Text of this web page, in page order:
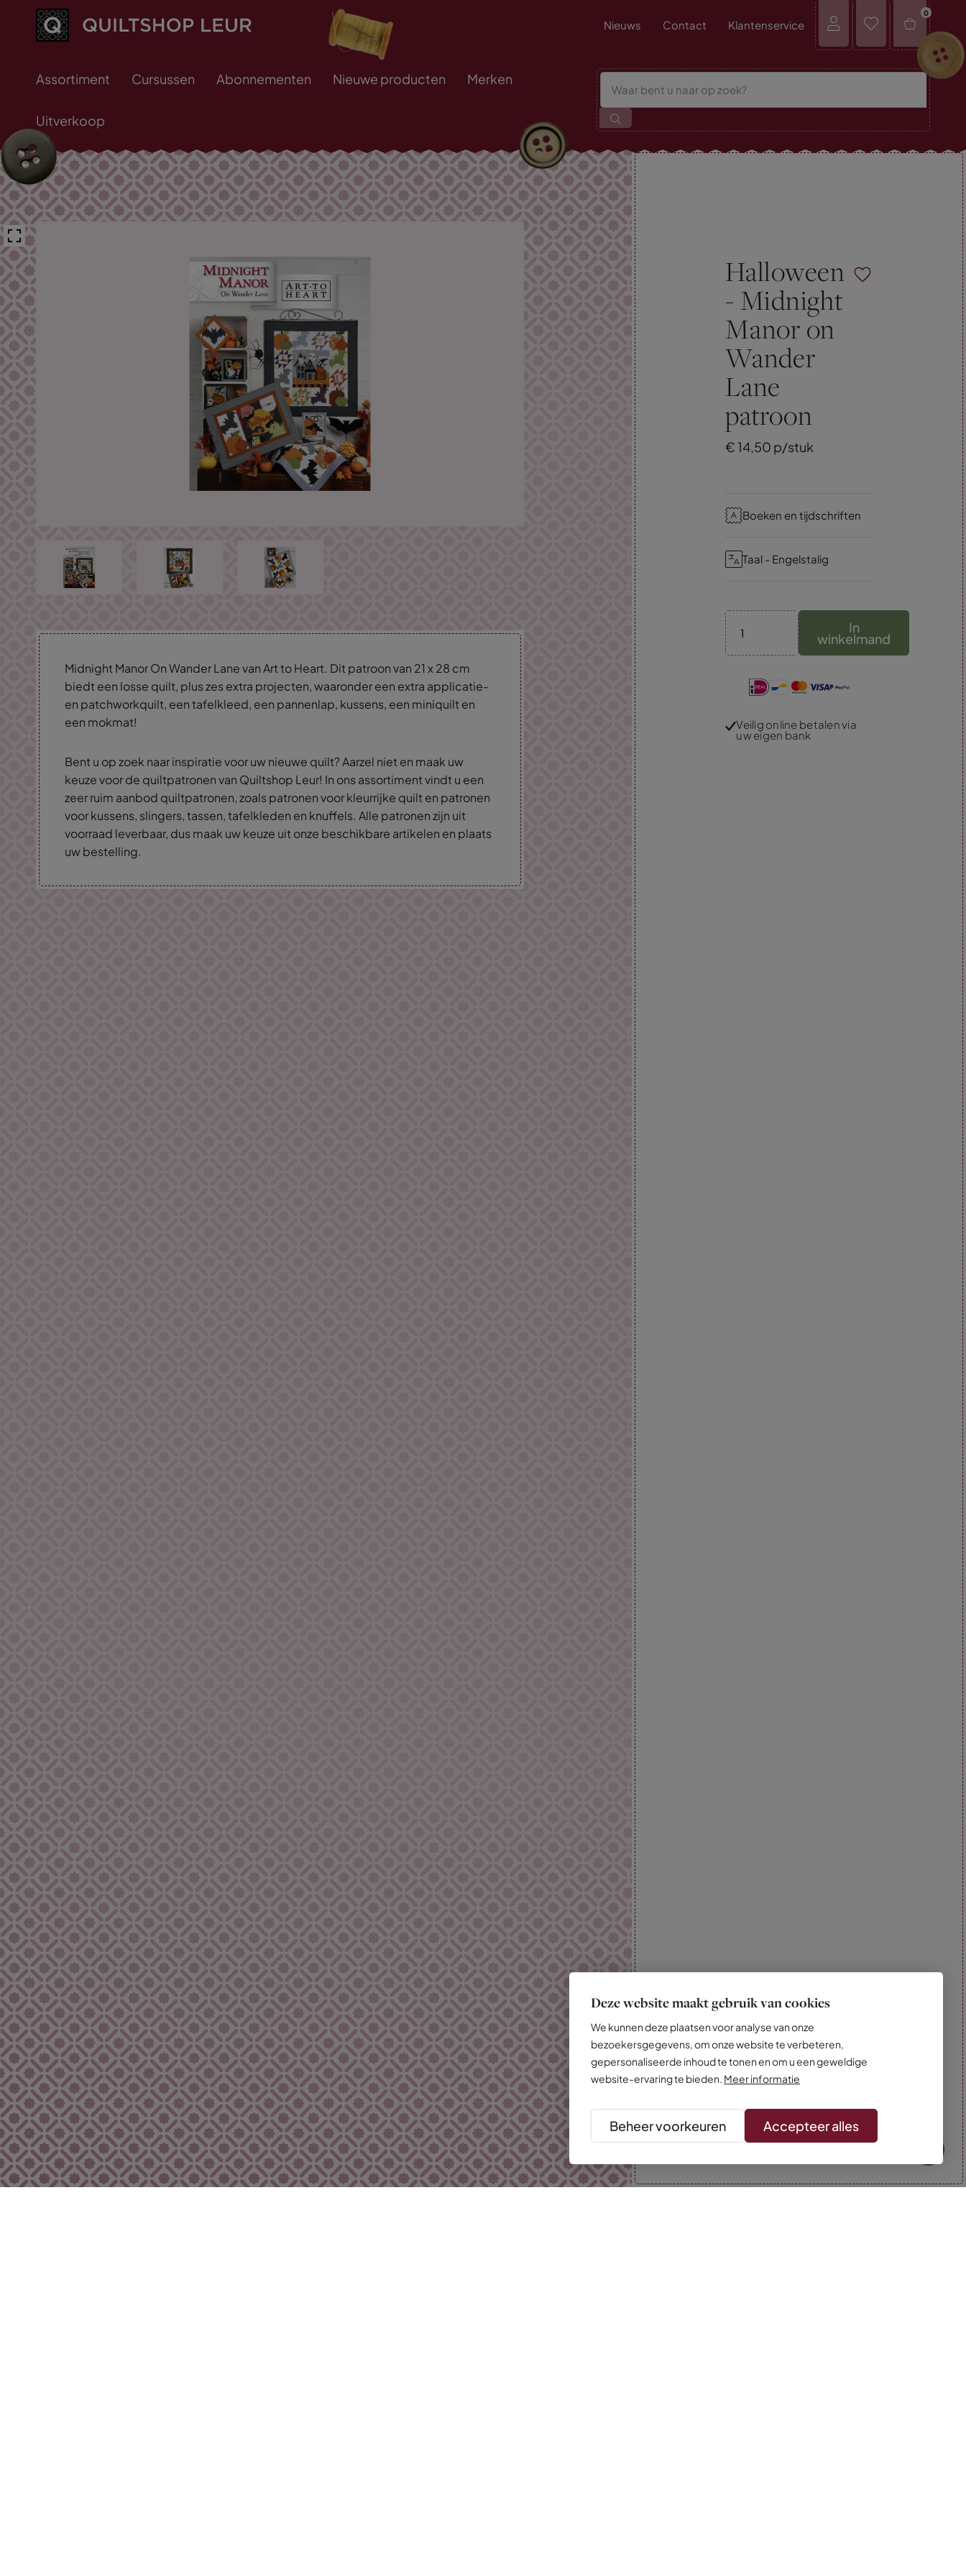
Deze website maakt gebruik van cookies
We kunnen deze plaatsen voor analyse van onze
bezoekersgegevens, om onze website te verbeteren,
gepersonaliseerde inhoud te tonen en om u een geweldige
website-ervaring te bieden. Meer informatie
Beheer voorkeuren Accepteer alles
Nieuws Contact Klantenservice
0
Assortiment Cursussen Abonnementen Nieuwe producten Merken
Uitverkoop
Midnight Manor On Wander Lane van Art to Heart. Dit patroon van 21 x 28 cm
biedt een losse quilt, plus zes extra projecten, waaronder een extra applicatie-
en patchworkquilt, een tafelkleed, een pannenlap, kussens, een miniquilt en
een mokmat!
Bent u op zoek naar inspiratie voor uw nieuwe quilt? Aarzel niet en maak uw
keuze voor de quiltpatronen van Quiltshop Leur! In ons assortiment vindt u een
zeer ruim aanbod quiltpatronen, zoals patronen voor kleurrijke quilt en patronen
voor kussens, slingers, tassen, tafelkleden en knuffels. Alle patronen zijn uit
voorraad leverbaar, dus maak uw keuze uit onze beschikbare artikelen en plaats
uw bestelling.
Halloween
- Midnight
Manor on
Wander
Lane
patroon
€14,50 p/stuk
Boeken en tijdschriften
Taal - Engelstalig
In
winkelmand
Veilig online betalen via
uw eigen bank